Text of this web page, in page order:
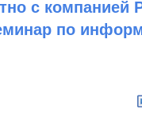
с компанией
по